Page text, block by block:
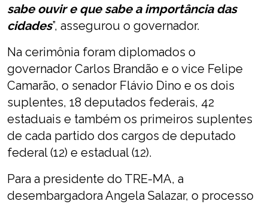
sabe ouvir e que sabe a importância das
cidades”, assegurou o governador.
Na cerimônia foram diplomados o
governador Carlos Brandão e o vice Felipe
Camarão, o senador Flávio Dino e os dois
suplentes, 18 deputados federais, 42
estaduais e também os primeiros suplentes
de cada partido dos cargos de deputado
federal (12) e estadual (12).
Para a presidente do TRE-MA, a
desembargadora Angela Salazar, o processo